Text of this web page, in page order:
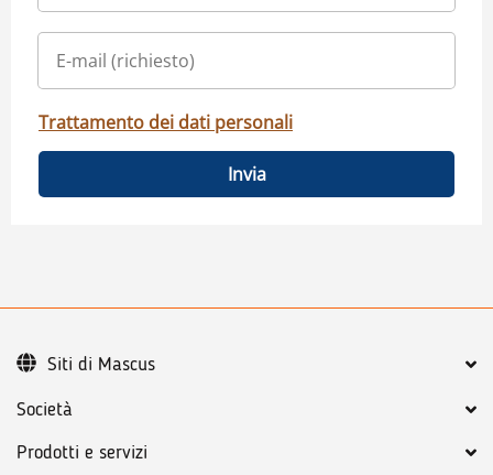
Trattamento dei dati personali
Invia
Società
Prodotti e servizi
Siti di Mascus